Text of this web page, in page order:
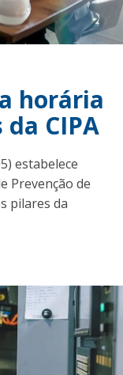
horária
CIPA
estabelece
Prevenção de
pilares da